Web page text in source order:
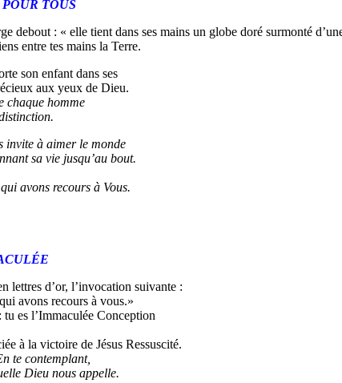
TOUS
debout : « elle tient dans ses mains un globe doré surmonté
entre tes mains la Terre.
son enfant dans ses
aux yeux de Dieu.
chaque homme
invite à aimer le monde
sa vie jusqu’au bout.
avons recours à Vous.
lettres d’or, l’invocation suivante :
avons recours à vous.»
es l’Immaculée Conception
à la victoire de Jésus Ressuscité.
te contemplant,
Dieu nous appelle.